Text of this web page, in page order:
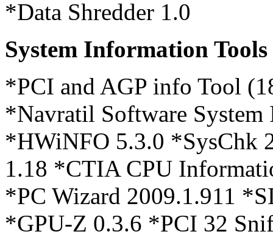
*Data Shredder 1.0
System Information Tools
*PCI and AGP info Tool
*Navratil Software
*HWiNFO 5.3.0 *SysChk
1.18 *CTIA CPU
*PC Wizard 2009.1.911
*GPU-Z 0.3.6 *PCI 32